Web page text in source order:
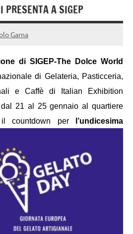
PRESENTA A SIGEP
Garna
di SIGEP-The Dolce World
di Gelateria, Pasticceria,
e Caffè di Italian Exhibition
21 al 25 gennaio al quartiere
countdown per
l’undicesima